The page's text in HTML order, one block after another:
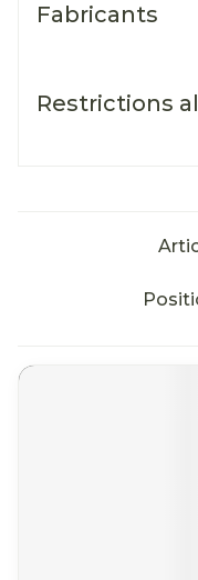
Fabricants
Restrictions
Trier